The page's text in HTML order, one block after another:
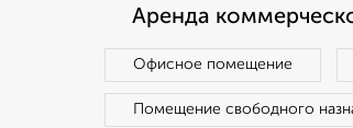
Аренда
Офисное помещение
Помещение свободного